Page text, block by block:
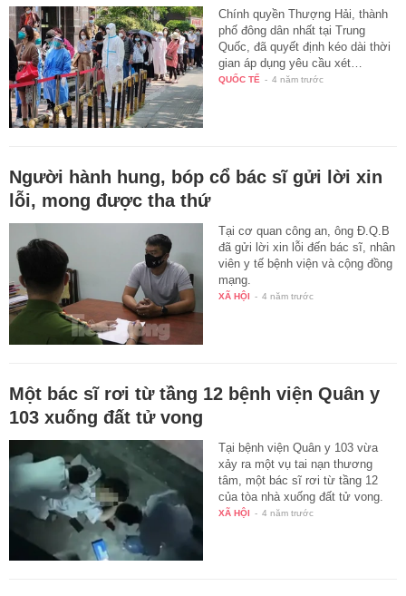
Chính quyền Thượng Hải, thành
phố đông dân nhất tại Trung
Quốc, đã quyết định kéo dài thời
gian áp dụng yêu cầu xét…
QUỐC TẾ - 4 năm trước
Người hành hung, bóp cổ bác sĩ gửi lời xin
lỗi, mong được tha thứ
Tại cơ quan công an, ông Đ.Q.B
đã gửi lời xin lỗi đến bác sĩ, nhân
viên y tế bệnh viện và cộng đồng
mạng.
XÃ HỘI - 4 năm trước
Một bác sĩ rơi từ tầng 12 bệnh viện Quân y
103 xuống đất tử vong
Tại bệnh viện Quân y 103 vừa
xảy ra một vụ tai nạn thương
tâm, một bác sĩ rơi từ tầng 12
của tòa nhà xuống đất tử vong.
XÃ HỘI - 4 năm trước